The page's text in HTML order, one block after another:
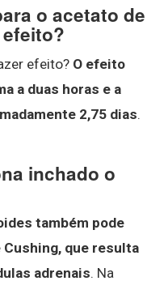
o acetato de
efeito? O efeito
a duas horas e a
2,75 dias.
inchado o
também pode
Cushing, que resulta
adrenais. Na